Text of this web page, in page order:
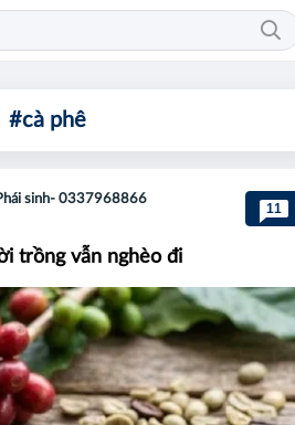
#cà phê
sinh- 0337968866
11
trồng vẫn nghèo đi